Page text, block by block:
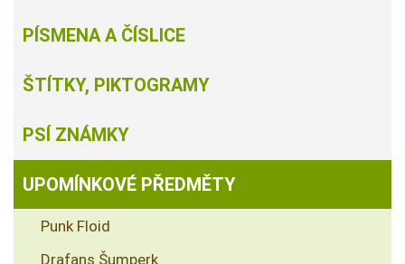
PÍSMENA A ČÍSLICE
ŠTÍTKY, PIKTOGRAMY
PSÍ ZNÁMKY
UPOMÍNKOVÉ PŘEDMĚTY
Punk Floid
Drafans Šumperk